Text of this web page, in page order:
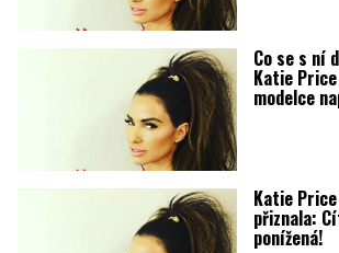
Co se s ní
Katie
modelce
Katie
přiznala:
ponížená!